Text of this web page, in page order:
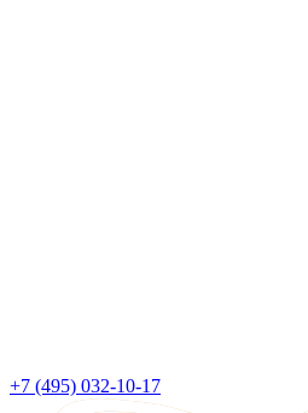
+7 (495) 032-10-17